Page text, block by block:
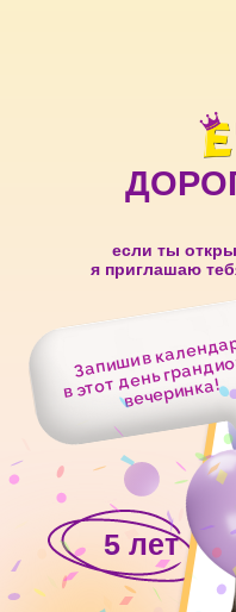
Запиши в
в этот деньвечеринка!
5 лет
если ты
я приглашаю